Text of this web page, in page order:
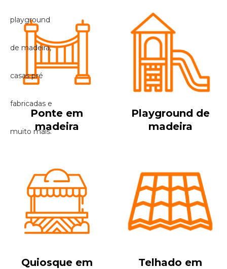
Ponte em
madeira
Playground de
madeira
Quiosque em
Telhado em